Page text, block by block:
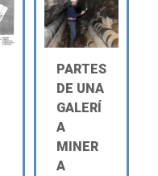
PARTES
DE UNA
GALERÍ
A
MINER
A